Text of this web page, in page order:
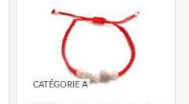
CATÉGORIE A